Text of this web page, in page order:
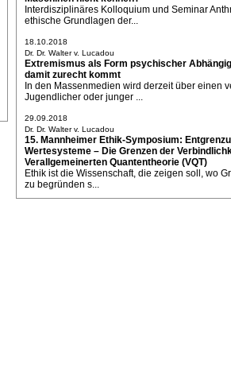
Interdisziplinäres Kolloquium und Seminar
ethische Grundlagen der...
18.10.2018
Dr. Dr. Walter v. Lucadou
Extremismus als Form psychischer
damit zurecht kommt
In den Massenmedien wird derzeit über einen
Jugendlicher oder junger ...
29.09.2018
Dr. Dr. Walter v. Lucadou
15. Mannheimer Ethik-Symposium:
Wertesysteme – Die Grenzen der
Verallgemeinerten Quantentheorie (VQT)
Ethik ist die Wissenschaft, die zeigen soll, wo
zu begründen s...